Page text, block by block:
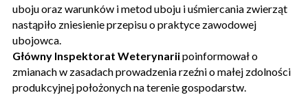
uboju oraz warunków i metod uboju i uśmiercania zwierząt
nastąpiło zniesienie przepisu o praktyce zawodowej
ubojowca.
Główny Inspektorat Weterynariipoinformował o
zmianach w zasadach prowadzenia rzeźni o małej zdolności
produkcyjnej położonych na terenie gospodarstw.